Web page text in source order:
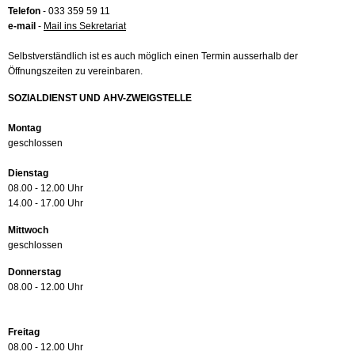
Telefon - 033 359 59 11
e-mail - Mail ins Sekretariat
Selbstverständlich ist es auch möglich einen Termin ausserhalb der
Öffnungszeiten zu vereinbaren.
SOZIALDIENST UND AHV-ZWEIGSTELLE
Montag
geschlossen
Dienstag
08.00 - 12.00 Uhr
14.00 - 17.00 Uhr
Mittwoch
geschlossen
Donnerstag
08.00 - 12.00 Uhr
Freitag
08.00 - 12.00 Uhr